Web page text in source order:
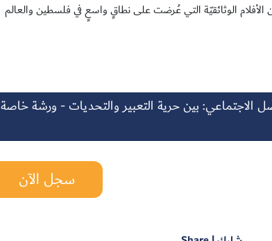
الأفلام الوثائقيّة التي عُرضت على نطاقٍ واسعٍ في فلسطين والعالم
الاجتماعي: بين حرية التعبير والتحديات - ورشة خاصة
سجل الآن